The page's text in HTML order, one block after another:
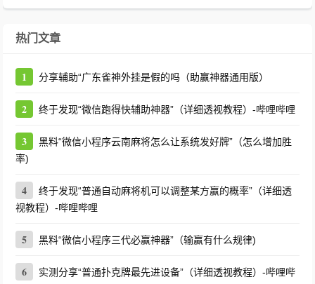
热门文章
1 分享辅助“广东雀神外挂是假的吗（助赢神器通用版）
2 终于发现“微信跑得快辅助神器”（详细透视教程）-哔哩哔哩
3
黑料“微信小程序云南麻将怎么让系统发好牌”（怎么增加胜
率)
4
终于发现“普通自动麻将机可以调整某方赢的概率”（详细透
视教程）-哔哩哔哩
5 黑料“微信小程序三代必赢神器”（输赢有什么规律)
6
实测分享“普通扑克牌最先进设备”（详细透视教程）-哔哩哔